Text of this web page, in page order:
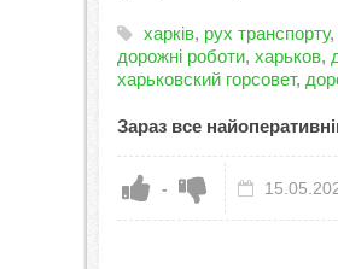
харків, рух транспорту,
дорожні роботи, харьков,
харьковский горсовет,
Зараз все
-